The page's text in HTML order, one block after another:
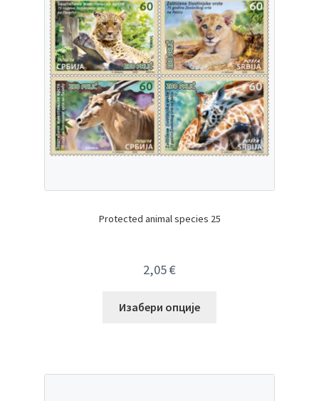
Protected animal species 25
2,05€
Изабери опције